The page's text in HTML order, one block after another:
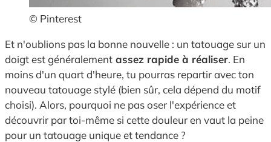
© Pinterest
Et n'oublions pas la bonne nouvelle : un tatouage sur un
doigt est généralement assez rapide à réaliser. En
moins d'un quart d'heure, tu pourras repartir avec ton
nouveau tatouage stylé (bien sûr, cela dépend du motif
choisi). Alors, pourquoi ne pas oser l'expérience et
découvrir par toi-même si cette douleur en vaut la peine
pour un tatouage unique et tendance ?